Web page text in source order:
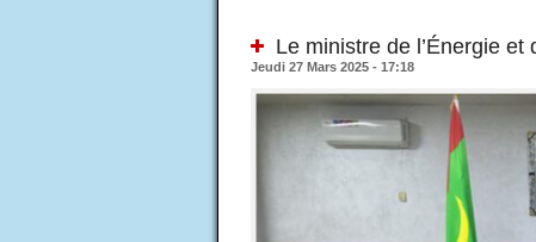
Le ministre de l’Énergie
Jeudi 27 Mars 2025 - 17:18